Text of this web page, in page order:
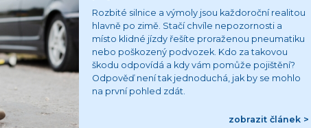
Rozbité silnice a výmoly jsou každoroční realitou
hlavně po zimě. Stačí chvíle nepozornosti a
místo klidné jízdy řešíte proraženou pneumatiku
nebo poškozený podvozek. Kdo za takovou
škodu odpovídá a kdy vám pomůže pojištění?
Odpověď není tak jednoduchá, jak by se mohlo
na první pohled zdát.
zobrazit článek >